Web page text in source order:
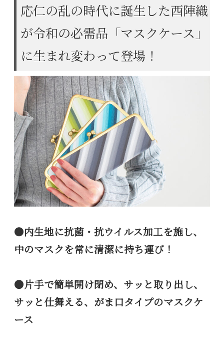
bo
ok
tt
er
er
es
t
en
a
m
bl
r
di
応仁の乱の時代に誕生した西陣織
が令和の必需品「マスクケース」
に生まれ変わって登場！
●内生地に抗菌・抗ウイルス加工を施し、
中のマスクを常に清潔に持ち運び！
●片手で簡単開け閉め、サッと取り出し、
サッと仕舞える、がま口タイプのマスクケ
ース